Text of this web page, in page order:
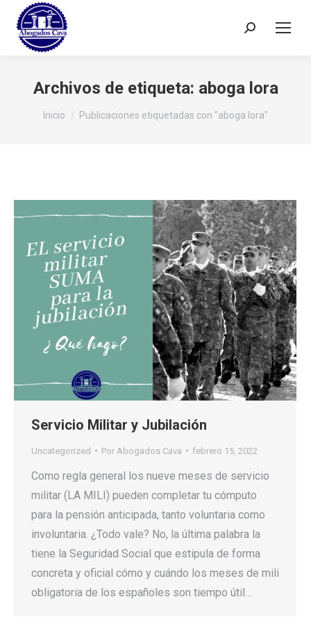
Buscar:
Archivos de etiqueta: aboga lora
Estás aquí:
Inicio Publicaciones etiquetadas con "aboga lora"
Servicio Militar y Jubilación
Uncategorized Por Abogados Cava febrero 15, 2022
Como regla general los nueve meses de servicio
militar (LA MILI) pueden completar tu cómputo
para la pensión anticipada, tanto voluntaria como
involuntaria. ¿Todo vale? No, la última palabra la
tiene la Seguridad Social que estipula de forma
concreta y oficial cómo y cuándo los meses de mili
obligatoria de los españoles son tiempo útil…